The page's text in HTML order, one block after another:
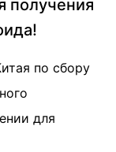
получения
по сбору
для